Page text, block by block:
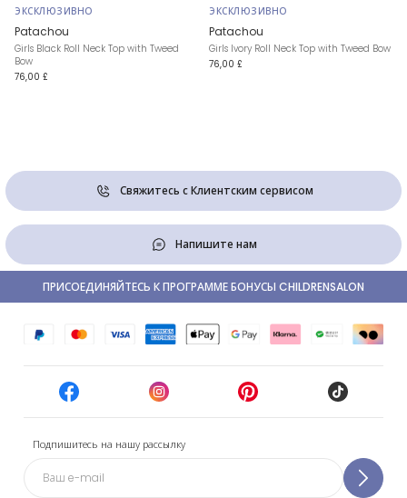
ЭКСКЛЮЗИВНО
Patachou
Girls Black Roll Neck Top with Tweed
Bow
76,00 £
ЭКСКЛЮЗИВНО
Patachou
Girls Ivory Roll Neck Top with Tweed Bow
76,00 £
Свяжитесь с Клиентским сервисом
Напишите нам
Подпишитесь на нашу рассылку
ПРИСОЕДИНЯЙТЕСЬ К ПРОГРАММЕ БОНУСЫ CHILDRENSALON